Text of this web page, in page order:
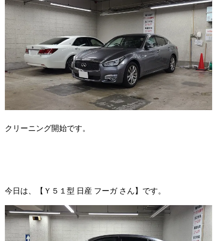
クリーニング開始です。
今日は、【Ｙ５１型 日産 フーガ さん】です。